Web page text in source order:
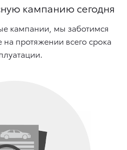
кампанию сегодня
кампании, мы заботимся
протяжении всего срока